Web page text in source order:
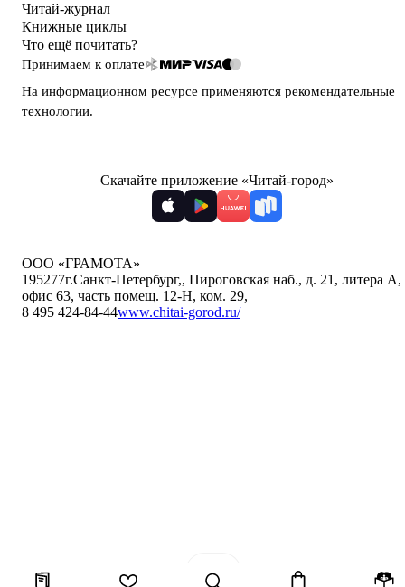
Читай-журнал
Книжные циклы
Что ещё почитать?
Принимаем к оплате
На информационном ресурсе применяются рекомендательные
технологии.
Скачайте приложение «Читай-город»
ООО «ГРАМОТА»
195277г.Санкт-Петербург,, Пироговская наб., д. 21, литера А,
офис 63, часть помещ. 12-Н, ком. 29,
8 495 424-84-44www.chitai-gorod.ru/